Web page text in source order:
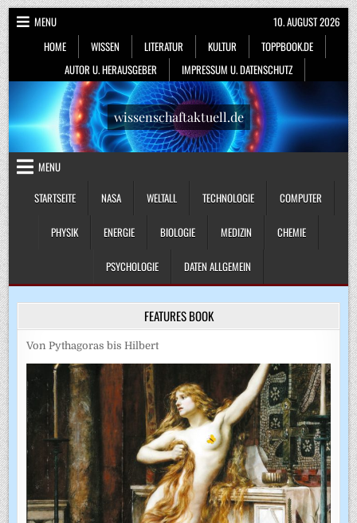
Skip
to
content
MENU
HOME
WISSEN LITERATUR KULTUR
TOPPBOOK.DE
AUTOR U. HERAUSGEBER
IMPRESSUM U. DATENSCHUTZ
10. AUGUST 2026
wissenschaftaktuell.de
MENU
STARTSEITE
NASA WELTALL TECHNOLOGIE COMPUTER
PHYSIK ENERGIE BIOLOGIE MEDIZIN CHEMIE
PSYCHOLOGIE DATEN ALLGEMEIN
FEATURES BOOK
Von Pythagoras bis Hilbert